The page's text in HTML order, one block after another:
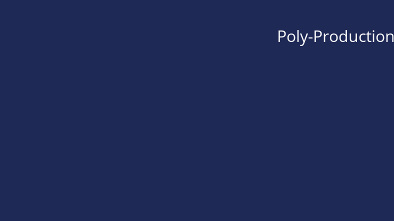
Poly-Production